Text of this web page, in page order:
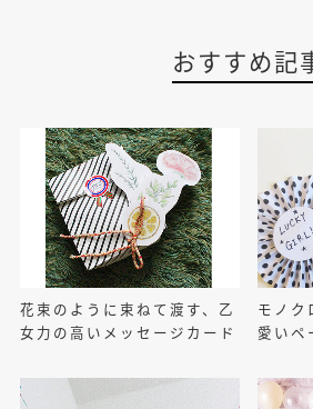
おすすめ記
花束のように束ねて渡す、乙
女力の高いメッセージカード
モノク
愛いペ